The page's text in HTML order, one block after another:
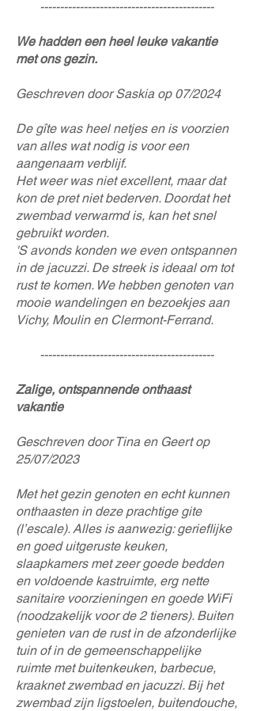
--------------------------------------------
We hadden een heel leuke vakantie
met ons gezin.
Geschreven door Saskia op 07/2024
De gîte was heel netjes en is voorzien
van alles wat nodig is voor een
aangenaam verblijf.
Het weer was niet excellent, maar dat
kon de pret niet bederven. Doordat het
zwembad verwarmd is, kan het snel
gebruikt worden.
'S avonds konden we even ontspannen
in de jacuzzi. De streek is ideaal om tot
rust te komen. We hebben genoten van
mooie wandelingen en bezoekjes aan
Vichy, Moulin en Clermont-Ferrand.
--------------------------------------------
Zalige, ontspannende onthaast
vakantie
Geschreven door Tina en Geert op
25/07/2023​
Met het gezin genoten en echt kunnen
onthaasten in deze prachtige gite
(l’escale). Alles is aanwezig: gerieflijke
en goed uitgeruste keuken,
slaapkamers met zeer goede bedden
en voldoende kastruimte, erg nette
sanitaire voorzieningen en goede WiFi
(noodzakelijk voor de 2 tieners). Buiten
genieten van de rust in de afzonderlijke
tuin of in de gemeenschappelijke
ruimte met buitenkeuken, barbecue,
kraaknet zwembad en jacuzzi. Bij het
zwembad zijn ligstoelen, buitendouche,